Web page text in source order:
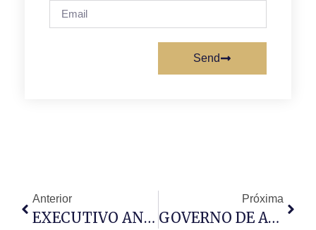
Send
Anterior
EXECUTIVO ANGOLANO ACABA COM O INADEC
Próxima
GOVERNO DE ANGOLA PREPARA LEI